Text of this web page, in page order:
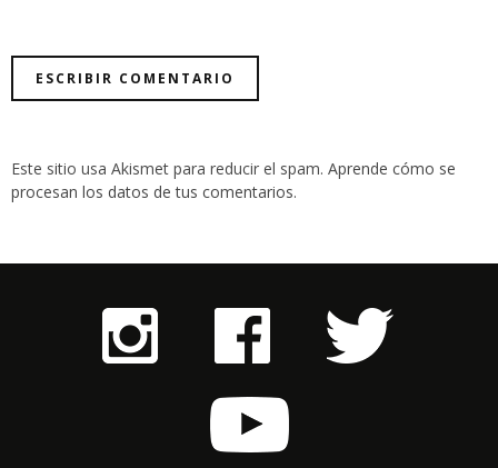
Este sitio usa Akismet para reducir el spam. Aprende cómo se
procesan los datos de tus comentarios.